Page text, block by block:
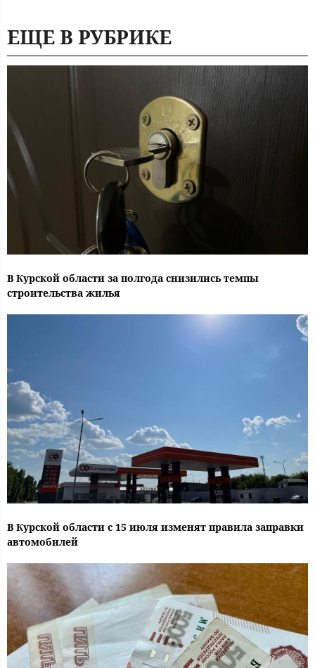
ЕЩЕ В РУБРИКЕ
В Курской области за полгода снизились темпы
строительства жилья
В Курской области с 15 июля изменят правила заправки
автомобилей